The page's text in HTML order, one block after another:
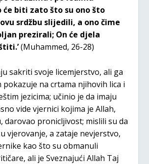
će biti zato što su ono što
srdžbu slijedili, a ono čime
prezirali; On će djela
(Muhammed, 26-28)
sakriti svoje licemjerstvo, ali ga
pokazuje na crtama njihovih lica i
jezicima; učinio je da imaju
vide vjernici kojima je Allah,
darovao pronicljivost; mislili su da
vjerovanje, a zataje nevjerstvo,
kao što su obmanuli
ali je Sveznajući Allah Taj